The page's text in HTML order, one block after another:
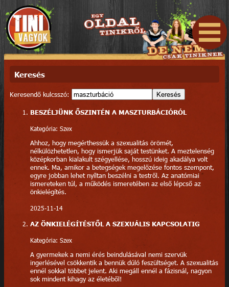
Keresés
Keresendő kulcsszó: Keresés
BESZÉLJÜNK ŐSZINTÉN A MASZTURBÁCIÓRÓL
Kategória: Szex
Ahhoz, hogy megérthessük a szexualitás örömét,
nélkülözhetetlen, hogy ismerjük saját testünket. A meztelenség
középkorban kialakult szégyellése, hosszú ideig akadálya volt
ennek. Ma, amikor a betegségek megelőzése fontos szempont,
egyre jobban lehet nyíltan beszélni a testről. Az anatómiai
ismereteken túl, a működés ismeretében az első lépcső az
önkielégítés.
2025-11-14
AZ ÖNKIELÉGÍTÉSTŐL A SZEXUÁLIS KAPCSOLATIG
Kategória: Szex
A gyermekek a nemi érés beindulásával nemi szervük
ingerlésével csökkentik a bennük dúló feszültséget. A szexualitás
ennél sokkal többet jelent. Aki megáll ennél a fázisnál, nagyon
sok mindent kihagy az életéből!